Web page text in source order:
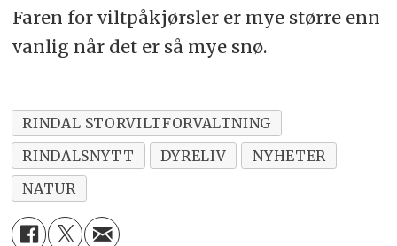
Faren for viltpåkjørsler er mye større enn
vanlig når det er så mye snø.
RINDAL STORVILTFORVALTNING
RINDALSNYTT
DYRELIV
NYHETER
NATUR